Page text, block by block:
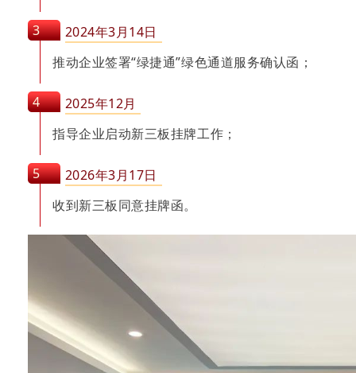
3
2024年3月14日
推动企业签署“绿捷通”绿色通道服务确认函；
4
2025年12月
指导企业启动新三板挂牌工作；
5
2026年3月17日
收到新三板同意挂牌函。